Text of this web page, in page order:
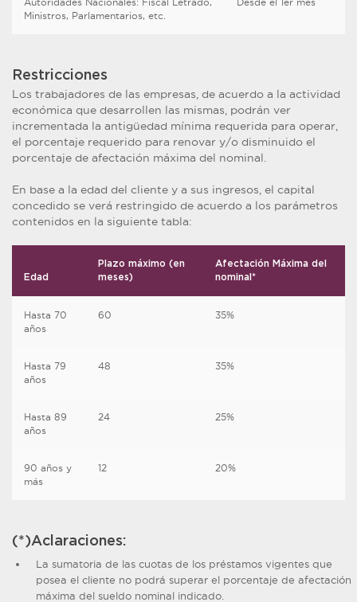
Ministros, Parlamentarios, etc.
Restricciones
Los trabajadores de las empresas, de acuerdo a la actividad
económica que desarrollen las mismas, podrán ver
incrementada la antigüedad mínima requerida para operar,
el porcentaje requerido para renovar y/o disminuido el
porcentaje de afectación máxima del nominal.
En base a la edad del cliente y a sus ingresos, el capital
concedido se verá restringido de acuerdo a los parámetros
contenidos en la siguiente tabla:
Edad
Plazo máximo (en
meses)
Afectación Máxima del
nominal*
Hasta 70
años
60 35%
Hasta 79
años
48 35%
Hasta 89
años
24 25%
90 años y
más
12 20%
(*)Aclaraciones:
La sumatoria de las cuotas de los préstamos vigentes que
posea el cliente no podrá superar el porcentaje de afectación
máxima del sueldo nominal indicado.